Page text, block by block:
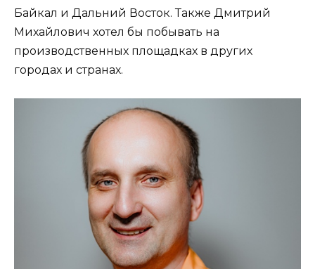
Байкал и Дальний Восток. Также Дмитрий
Михайлович хотел бы побывать на
производственных площадках в других
городах и странах.